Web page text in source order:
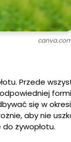
Przede
się w
aby nie
żywopłotu.